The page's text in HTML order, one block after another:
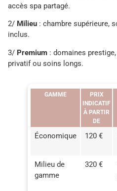
accès spa partagé.
2/ Milieu : chambre supérieure,
inclus.
3/ Premium : domaines
privatif ou soins longs.
GAMME
PRIX
INDICATIF
À PARTIR
DE
Économique 120 €
Milieu de
gamme
320 €